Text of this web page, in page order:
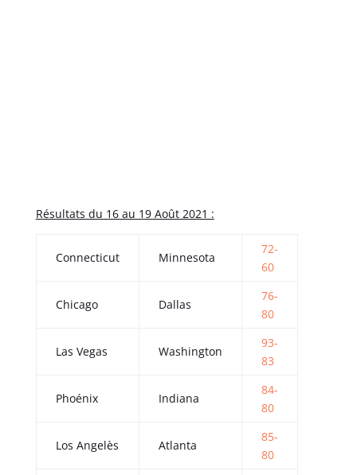
Résultats du 16 au 19 Août 2021 :
Connecticut Minnesota
72-
60
Chicago Dallas
76-
80
Las Vegas Washington
93-
83
Phoénix Indiana
84-
80
Los Angelès Atlanta
85-
80